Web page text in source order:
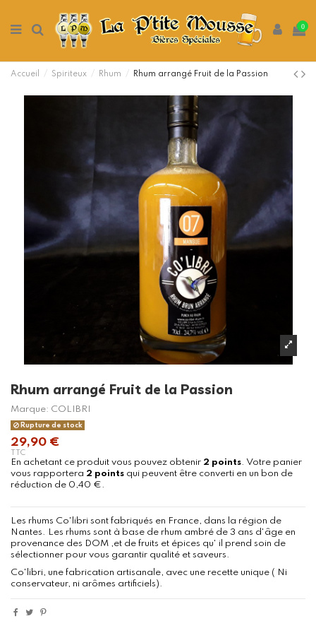
0
Accueil Spiriteux Rhum Rhum arrangé Fruit de la Passion
Rhum arrangé Fruit de la Passion
Marque: COLIBRI
Rupture de stock
29,90 €
TTC
En achetant ce produit vous pouvez obtenir 2 points. Votre panier
vous rapportera 2 points qui peuvent être converti en un bon de
réduction de 0,40 €.
Les rhums Co'libri sont fabriqués en France, dans la région de
Nantes. Les rhums sont à base de rhum ambré de 3 ans d'âge en
provenance des DOM ,et de fruits et épices qu' il prend soin de
sélectionner pour vous garantir qualité et saveurs.
Co'libri, une fabrication artisanale, avec une recette unique ( Ni
conservateur, ni arômes artificiels).